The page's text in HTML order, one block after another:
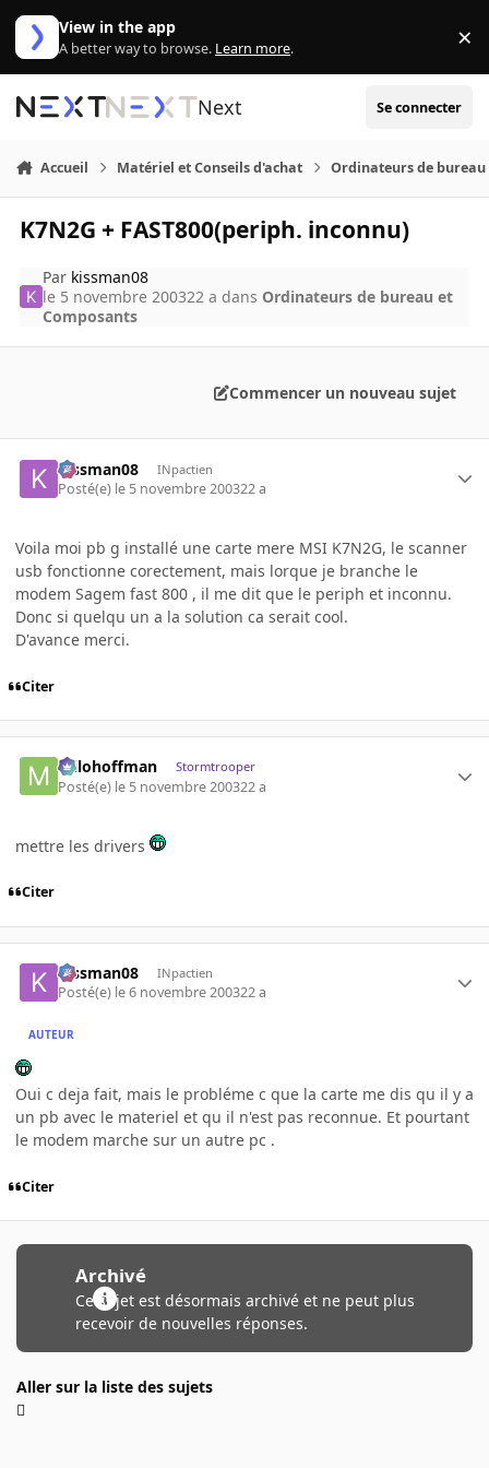
Aller au contenu
View in the app
A better way to browse. Learn more. ×
Next Se connecter
Accueil Matériel et Conseils d'achat Ordinateurs de bureau
K7N2G + FAST800(periph. inconnu)
Par kissman08
le 5 novembre 200322 a dans Ordinateurs de bureau et
Composants
Commencer un nouveau sujet
kissman08 INpactien
Posté(e) le 5 novembre 200322 a
Voila moi pb g installé une carte mere MSI K7N2G, le scanner
usb fonctionne corectement, mais lorque je branche le
modem Sagem fast 800 , il me dit que le periph et inconnu.
Donc si quelqu un a la solution ca serait cool.
D'avance merci.
Citer
milohoffman Stormtrooper
Posté(e) le 5 novembre 200322 a
mettre les drivers
Citer
kissman08 INpactien
Posté(e) le 6 novembre 200322 a
AUTEUR
Oui c deja fait, mais le probléme c que la carte me dis qu il y a
un pb avec le materiel et qu il n'est pas reconnue. Et pourtant
le modem marche sur un autre pc .
Citer
Archivé
Ce sujet est désormais archivé et ne peut plus
recevoir de nouvelles réponses.
Aller sur la liste des sujets